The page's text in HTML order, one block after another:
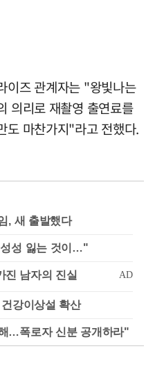
이즈 관계자는 "왕빛나는
의리로 재촬영 출연료를
도 마찬가지"라고 전했다.
, 새 출발했다
성성 잃는 것이…"
강이상설 확산
…폭로자 신분 공개하라"